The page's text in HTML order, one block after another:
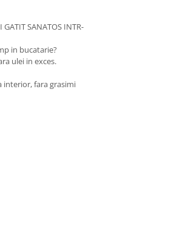
GATIT SANATOS INTR-
in bucatarie?
ulei in exces.
interior, fara grasimi